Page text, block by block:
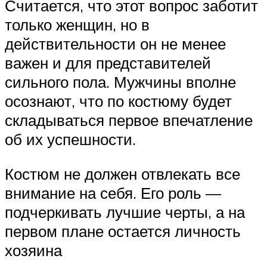
Считается, что этот вопрос заботит
только женщин, но в
действительности он не менее
важен и для представителей
сильного пола. Мужчины вполне
осознают, что по костюму будет
складываться первое впечатление
об их успешности.
Костюм не должен отвлекать все
внимание на себя. Его роль —
подчеркивать лучшие черты, а на
первом плане остается личность
хозяина